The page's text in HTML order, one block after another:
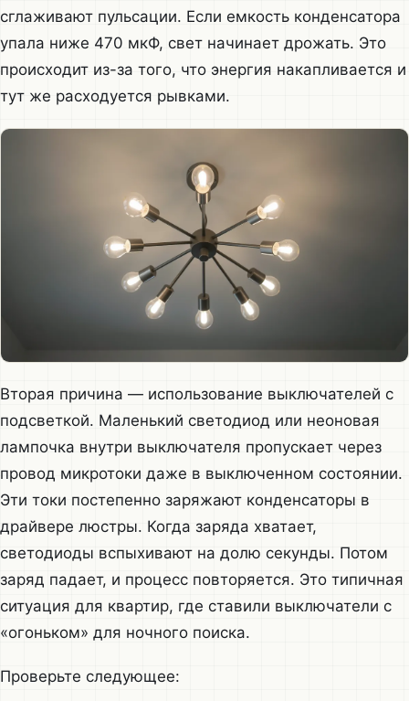
сглаживают пульсации. Если емкость конденсатора
упала ниже 470 мкФ, свет начинает дрожать. Это
происходит из-за того, что энергия накапливается и
тут же расходуется рывками.
Вторая причина — использование выключателей с
подсветкой. Маленький светодиод или неоновая
лампочка внутри выключателя пропускает через
провод микротоки даже в выключенном состоянии.
Эти токи постепенно заряжают конденсаторы в
драйвере люстры. Когда заряда хватает,
светодиоды вспыхивают на долю секунды. Потом
заряд падает, и процесс повторяется. Это типичная
ситуация для квартир, где ставили выключатели с
«огоньком» для ночного поиска.
Проверьте следующее: